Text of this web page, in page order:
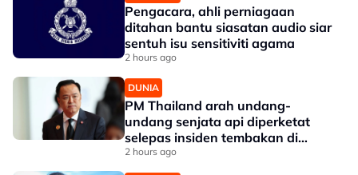
Pengacara, ahli perniagaan
ditahan bantu siasatan audio siar
sentuh isu sensitiviti agama
2 hours ago
DUNIA
PM Thailand arah undang-
undang senjata api diperketat
selepas insiden tembakan di
sekolah
2 hours ago